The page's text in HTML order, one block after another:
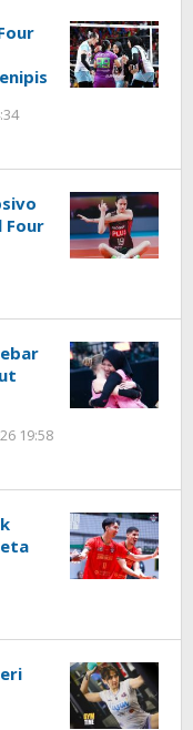
Four
19:58